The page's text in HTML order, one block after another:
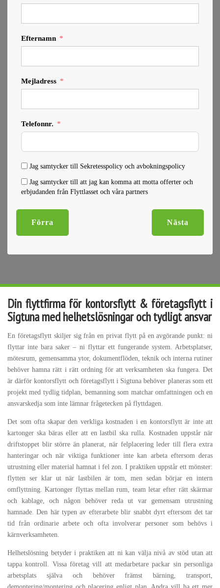
Efternamn
Mejladress
Telefonnr.
Jag samtycker till Sekretesspolicy och avbokningspolicy
Jag samtycker till att jag kan komma att motta offerter och
erbjudanden från Flyttlasset och våra partners
Förra Nästa
Din flyttfirma för kontorsflytt & företagsflytt i
Sigtuna med helhetslösningar och tydligt ansvar
En företagsflytt skiljer sig från en privat flytt på en avgörande punkt: ni
flyttar inte bara saker – ni flyttar ett fungerande system. Arbetsplatser,
mötesrum, gemensamma ytor, dokumentflöden, teknik och interna rutiner
behöver hamna rätt i rätt ordning för att verksamheten ska fungera. Det
är därför kontorsflytt och företagsflytt i Sigtuna behöver planeras som ett
projekt med tydlig tidplan, bemanning som matchar omfattningen och en
ansvarskedja som inte lämnar frågetecken på flyttdagen.
Det som ofta skapar den verkliga kostnaden i en kontorsflytt är inte att
kartonger ska bäras eller att en lastbil ska rulla. Kostnaden uppstår när
driftstoppet blir större än planerat, när felplacering leder till flera extra
hanteringar och när viktiga funktioner inte kan arbeta eftersom deras
utrustning eller material hamnat i fel zon. I praktiken uppstår ett mönster:
flytten ser klar ut när lastbilen är tom, men sedan börjar en intern
omflyttning. Kartonger flyttas mellan rum, team letar efter rätt skärmar
och kablage, och någon behöver reda ut var gemensam utrustning
hamnade. Den här typen av efterarbete blir snabbt dyrt eftersom det tar
tid från ordinarie arbete och ofta involverar personer som behövs i
kärnverksamheten.
Helhetslösning betyder i praktiken att ni kan välja nivå av stöd utan att
tappa kontroll. Vissa företag vill att medarbetare packar sin personliga
arbetsplats själva och behöver främst bärning, transport,